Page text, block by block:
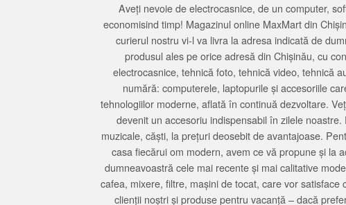
Aveți nevoie de electrocasnice, de un computer,
economisind timp! Magazinul online MaxMart din
curierul nostru vi-l va livra la adresa indicată de
produsul ales pe orice adresă din Chișinău, cu
electrocasnice, tehnică foto, tehnică video, tehnică
numără: computerele, laptopurile și accesoriile
tehnologiilor moderne, aflată în continuă dezvoltare.
devenit un accesoriu indispensabil în zilele
muzicale, căști, la prețuri deosebit de avantajoase.
casa fiecărui om modern, avem ce vă propune și la
dumneavoastră cele mai recente și mai calitative
cafea, mixere, filtre, mașini de tocat, care vor
clienții noștri și produse pentru vacanță – dacă